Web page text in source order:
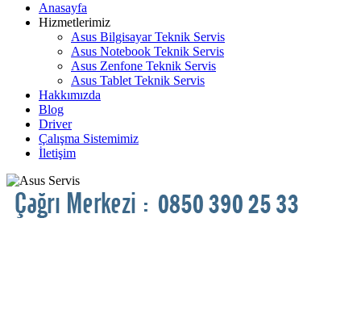
Anasayfa
Hizmetlerimiz
Asus Bilgisayar Teknik Servis
Asus Notebook Teknik Servis
Asus Zenfone Teknik Servis
Asus Tablet Teknik Servis
Hakkımızda
Blog
Driver
Çalışma Sistemimiz
İletişim